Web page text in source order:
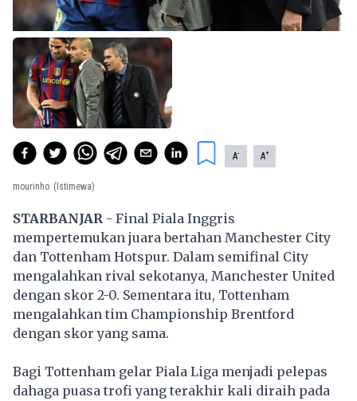
A- A+
mourinho (Istimewa)
STARBANJAR - Final Piala Inggris
mempertemukan juara bertahan Manchester City
dan Tottenham Hotspur. Dalam semifinal City
mengalahkan rival sekotanya, Manchester United
dengan skor 2-0. Sementara itu, Tottenham
mengalahkan tim Championship Brentford
dengan skor yang sama.
Bagi Tottenham gelar Piala Liga menjadi pelepas
dahaga puasa trofi yang terakhir kali diraih pada